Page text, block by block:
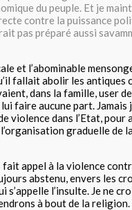
du peuple. Et je
contre la puissance
pas préparé aussi
et l’abominable
fallait abolir les antiques
dans la famille, user
faire aucune part. Jamais
violence dans l’Etat, pour
graduelle de
fait appel à la violence
abstenu, envers les
l’insulte. Je ne
à bout de la religion.